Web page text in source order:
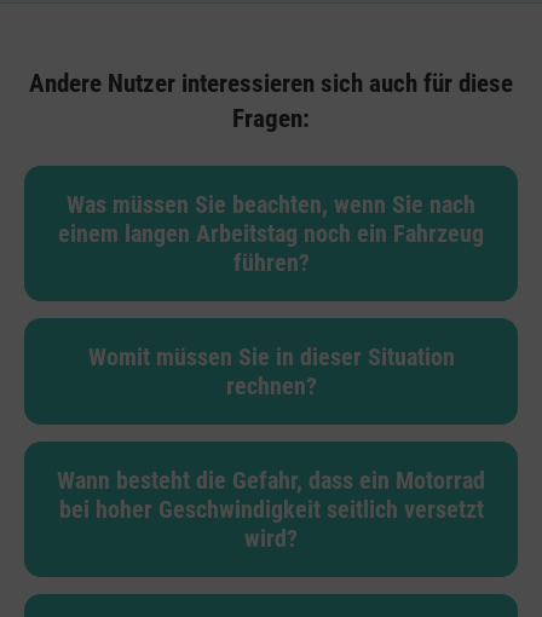
Andere Nutzer interessieren sich auch für diese
Fragen:
Was müssen Sie beachten, wenn Sie nach
einem langen Arbeitstag noch ein Fahrzeug
führen?
Womit müssen Sie in dieser Situation
rechnen?
Wann besteht die Gefahr, dass ein Motorrad
bei hoher Geschwindigkeit seitlich versetzt
wird?